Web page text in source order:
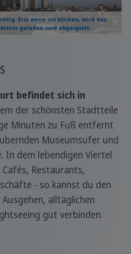
Erst wenn sie klicken, wird das
geladen und abgespielt.
befindet sich in
der schönsten Stadtteile
Minuten zu Fuß entfernt
Museumsufer und
In dem lebendigen Viertel
Restaurants,
- so kannst du den
alltäglichen
gut verbinden.